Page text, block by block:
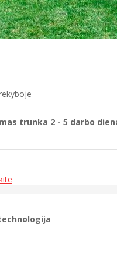
trunka 2 - 5 darbo